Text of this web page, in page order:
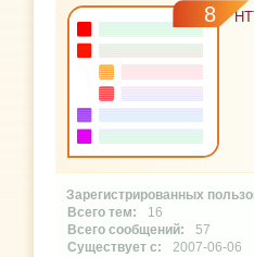
8
16
57
2007-06-06